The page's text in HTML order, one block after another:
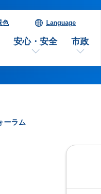
色 Language
安心・安全 市政
ーラム